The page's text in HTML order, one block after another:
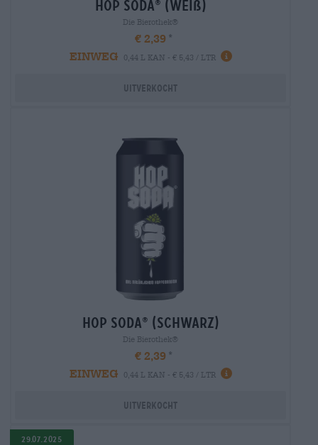
hop soda® (weiß)
Die Bierothek®
€ 2,39
EINWEG
0,44 L KAN - € 5,43 / LTR
Uitverkocht
hop soda® (schwarz)
Die Bierothek®
€ 2,39
EINWEG
0,44 L KAN - € 5,43 / LTR
Uitverkocht
29.07.2025